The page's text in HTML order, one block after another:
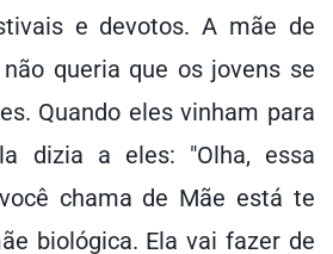
e devotos. A mãe de
não queria que os jovens se
Quando eles vinham para
dizia a eles: "Olha, essa
chama de Mãe está te
biológica. Ela vai fazer de